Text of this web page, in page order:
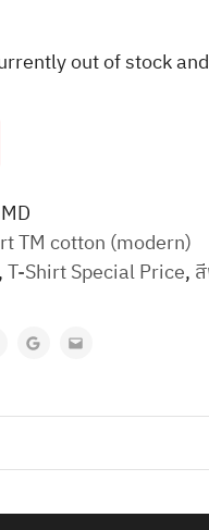
out of stock and
TM cotton (modern)
,T-Shirt Special Price,